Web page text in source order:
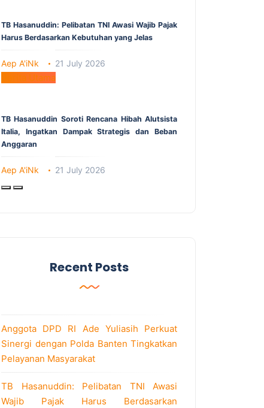
TB Hasanuddin: Pelibatan TNI Awasi Wajib Pajak
Harus Berdasarkan Kebutuhan yang Jelas
Aep A'iNk 21 July 2026
Berita Utama
TB Hasanuddin Soroti Rencana Hibah Alutsista
Italia, Ingatkan Dampak Strategis dan Beban
Anggaran
Aep A'iNk 21 July 2026
Recent Posts
Anggota DPD RI Ade Yuliasih Perkuat
Sinergi dengan Polda Banten Tingkatkan
Pelayanan Masyarakat
TB Hasanuddin: Pelibatan TNI Awasi
Wajib Pajak Harus Berdasarkan